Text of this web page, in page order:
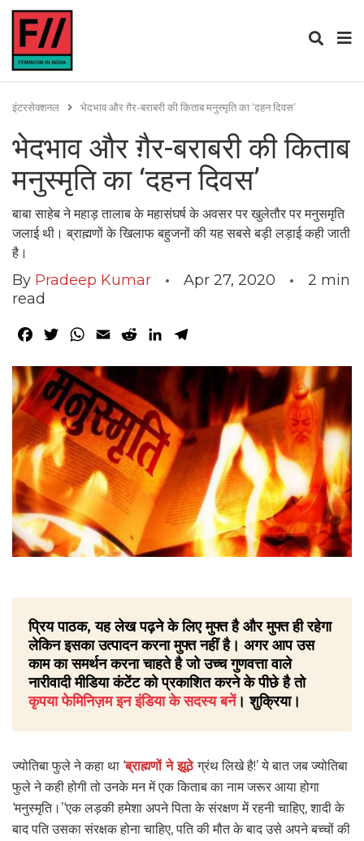
इंटरसेक्शनल भेदभाव और ग़ैर-बराबरी की किताब मनुस्मृति का ‘दहन दिवस’
भेदभाव और ग़ैर-बराबरी की किताब
मनुस्मृति का ‘दहन दिवस’
बाबा साहेब ने महाड़ तालाब के महासंघर्ष के अवसर पर खुलेतौर पर मनुसमृति
जलाई थी। ब्राह्मणों के खिलाफ बहुजनों की यह सबसे बड़ी लड़ाई कही जाती
है।
By Pradeep Kumar Apr 27, 2020 2 min
read
Facebook
TwitterWhatsApp
Email RedditLinkedIn
प्रिय पाठक, यह लेख पढ़ने के लिए मुफ्त है और मुफ्त ही रहेगा
लेकिन इसका उत्पादन करना मुफ्त नहीं है। अगर आप उस
काम का समर्थन करना चाहते है जो उच्च गुणवत्ता वाले
नारीवादी मीडिया कंटेंट को प्रकाशित करने के पीछे है तो
कृपया फेमिनिज़म इन इंडिया के सदस्य बनें। शुक्रिया।
ज्योतिबा फुले ने कहा था ‘ब्राह्मणों ने झूठेग्रंथ लिखे है!’ ये बात जब ज्योतिबा
फुले ने कही होगी तो उनके मन में एक किताब का नाम जरूर आया होगा
‘मनुस्मृति।’‘एक लड़की हमेशा अपने पिता के संरक्षण में रहनी चाहिए, शादी के
बाद पति उसका संरक्षक होना चाहिए, पति की मौत के बाद उसे अपने बच्चों की